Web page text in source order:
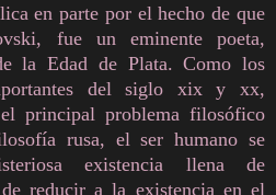
en parte por el hecho de que
fue un eminente poeta,
la Edad de Plata. Como los
del siglo xix y xx,
principal problema filosófico
rusa, el ser humano se
existencia llena de
reducir a la existencia en el